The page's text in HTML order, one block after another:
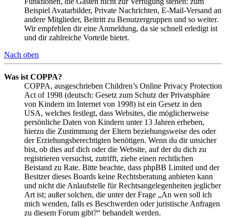
Beispiel Avatarbilder, Private Nachrichten, E-Mail-Versand an
andere Mitglieder, Beitritt zu Benutzergruppen und so weiter.
Wir empfehlen dir eine Anmeldung, da sie schnell erledigt ist
und dir zahlreiche Vorteile bietet.
Nach oben
Was ist COPPA?
COPPA, ausgeschrieben Children’s Online Privacy Protection
Act of 1998 (deutsch: Gesetz zum Schutz der Privatsphäre
von Kindern im Internet von 1998) ist ein Gesetz in den
USA, welches festlegt, dass Websites, die möglicherweise
persönliche Daten von Kindern unter 13 Jahren erheben,
hierzu die Zustimmung der Eltern beziehungsweise des oder
der Erziehungsberechtigten benötigen. Wenn du dir unsicher
bist, ob dies auf dich oder die Website, auf der du dich zu
registrieren versuchst, zutrifft, ziehe einen rechtlichen
Beistand zu Rate. Bitte beachte, dass phpBB Limited und der
Besitzer dieses Boards keine Rechtsberatung anbieten kann
und nicht die Anlaufstelle für Rechtsangelegenheiten jeglicher
Art ist; außer solchen, die unter der Frage „An wen soll ich
mich wenden, falls es Beschwerden oder juristische Anfragen
zu diesem Forum gibt?“ behandelt werden.